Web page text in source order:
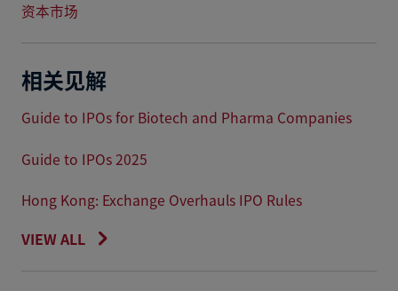
资本市场
相关见解
Guide to IPOs for Biotech and Pharma Companies
Guide to IPOs 2025
Hong Kong: Exchange Overhauls IPO Rules
VIEW ALL